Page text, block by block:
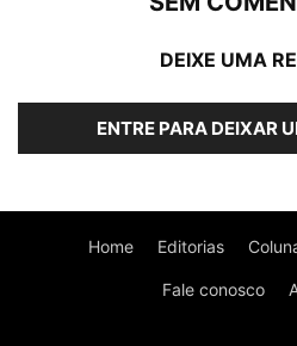
DEIXE UMA
ENTRE PARA DEIXAR
Home Editorias
Fale conosco